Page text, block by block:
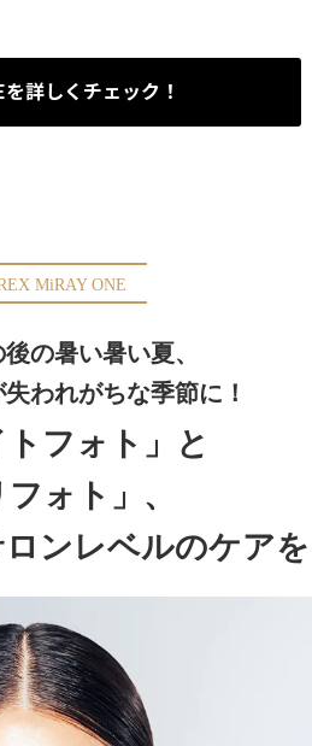
を詳しくチェック！
MiRAY ONE
の暑い暑い夏、
われがちな季節に！
トフォト」と
フォト」、
ンレベルのケアを